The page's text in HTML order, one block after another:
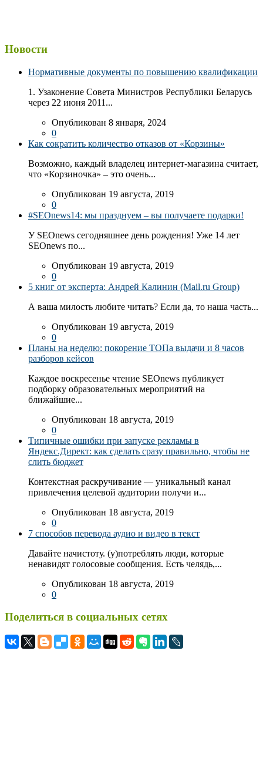
Новости
Нормативные документы по повышению квалификации
1. Узаконение Совета Министров Республики Беларусь
через 22 июня 2011...
Опубликован 8 января, 2024
0
Как сократить количество отказов от «Корзины»
Возможно, каждый владелец интернет-магазина считает,
что «Корзиночка» – это очень...
Опубликован 19 августа, 2019
0
#SEOnews14: мы празднуем – вы получаете подарки!
У SEOnews сегодняшнее день рождения! Уже 14 лет
SEOnews по...
Опубликован 19 августа, 2019
0
5 книг от эксперта: Андрей Калинин (Mail.ru Group)
А ваша милость любите читать? Если да, то наша часть...
Опубликован 19 августа, 2019
0
Планы на неделю: покорение ТОПа выдачи и 8 часов
разборов кейсов
Каждое воскресенье чтение SEOnews публикует
подборку образовательных мероприятий на
ближайшие...
Опубликован 18 августа, 2019
0
Типичные ошибки при запуске рекламы в
Яндекс.Директ: как сделать сразу правильно, чтобы не
слить бюджет
Контекстная раскручивание — уникальный канал
привлечения целевой аудитории получи и...
Опубликован 18 августа, 2019
0
7 способов перевода аудио и видео в текст
Давайте начистоту. (у)потреблять люди, которые
ненавидят голосовые сообщения. Есть челядь,...
Опубликован 18 августа, 2019
0
Поделиться в социальных сетях